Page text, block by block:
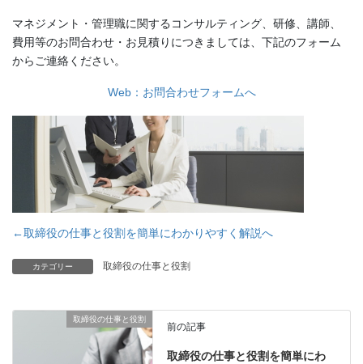
マネジメント・管理職に関するコンサルティング、研修、講師、
費用等のお問合わせ・お見積りにつきましては、下記のフォーム
からご連絡ください。
Web：お問合わせフォームへ
←取締役の仕事と役割を簡単にわかりやすく解説へ
カテゴリー 取締役の仕事と役割
取締役の仕事と役割
前の記事
取締役の仕事と役割を簡単にわ